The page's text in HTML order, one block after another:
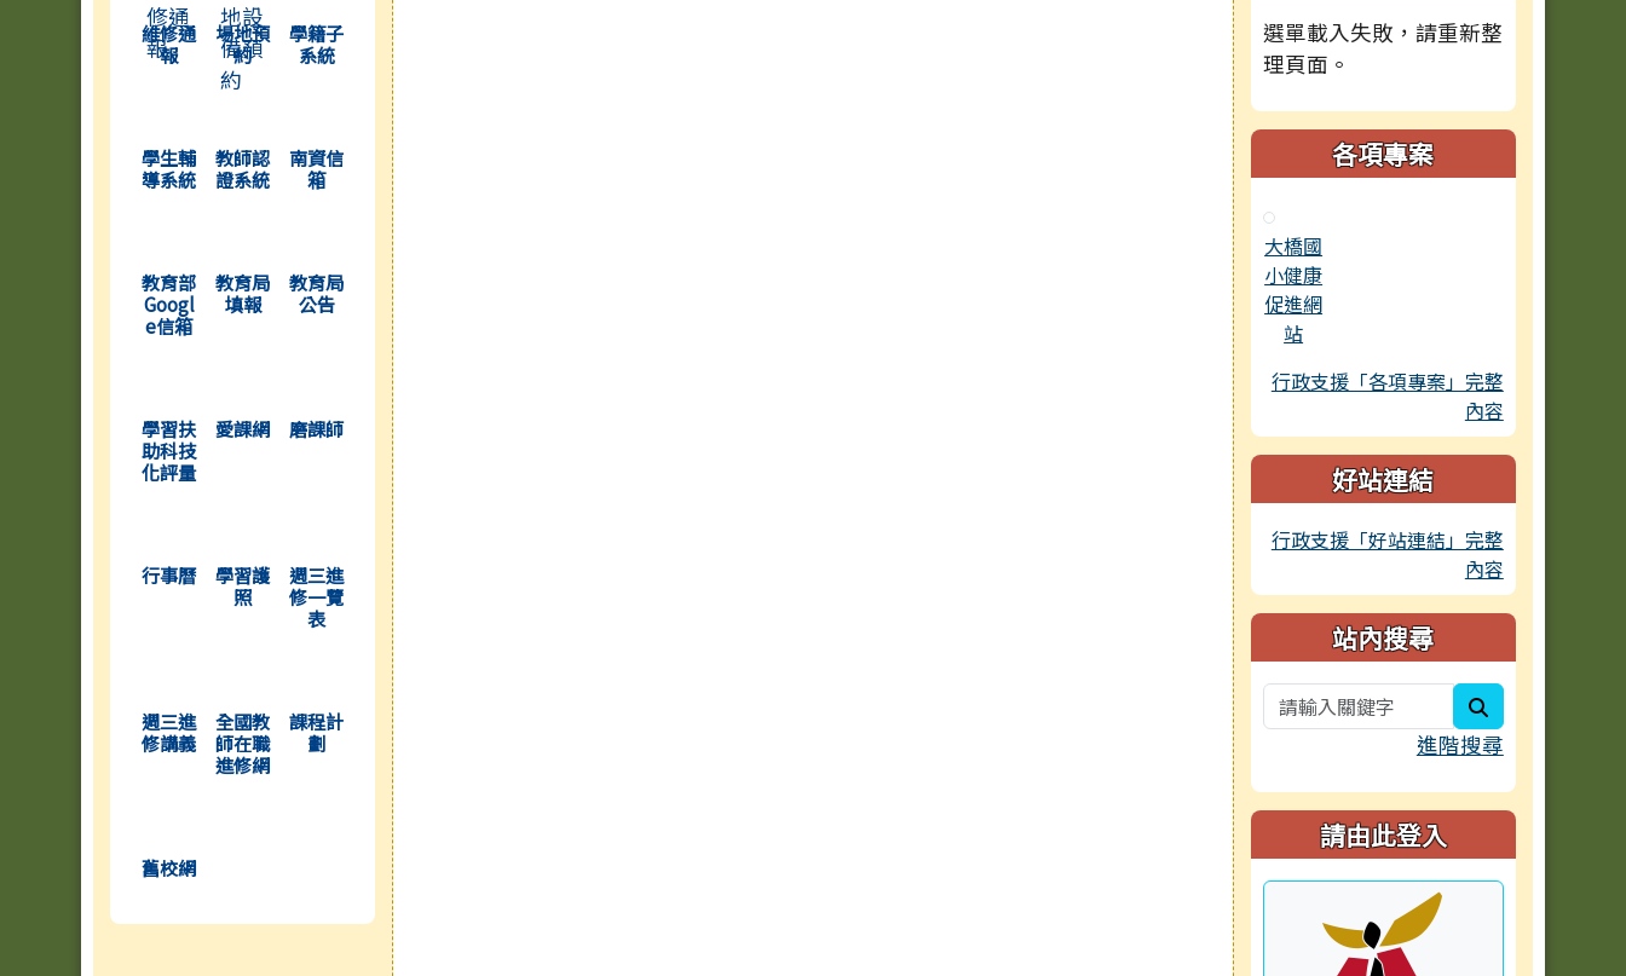
維修通
報
場地預
約
學籍子
系統
學生輔
導系統
教師認
證系統
南資信
箱
(另開新視窗)
教育部
Googl
e信箱
教育局
填報
教育局
公告
(另開新視窗)
學習扶
助科技
化評量
愛課網 磨課師
(另開新視窗)
行事曆
學習護
照
週三進
修一覽
表
(另開新視窗)
週三進
修講義
全國教
師在職
進修網
課程計
劃
(另開新視窗)
舊校網
選單載入失敗，請重新整
理頁面。
各項專案
大橋國
小健康
促進網
站
行政支援「各項專案」完整
內容
好站連結
行政支援「好站連結」完整
內容
站內搜尋
進階搜尋
請由此登入